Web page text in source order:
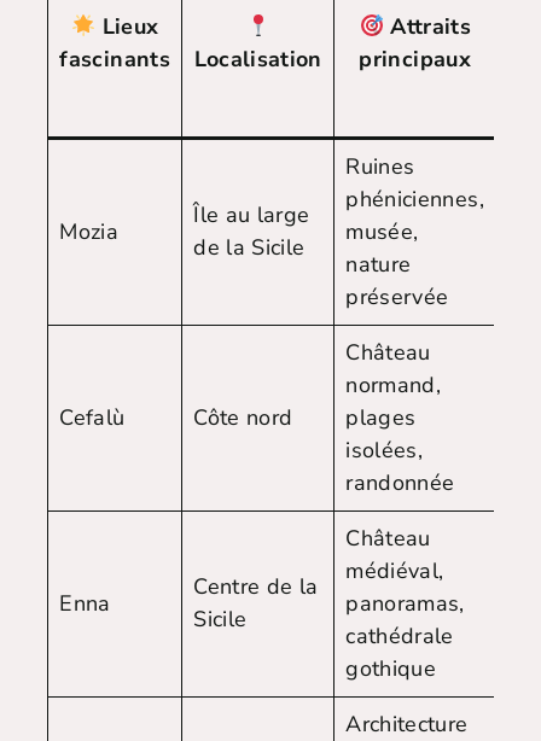
Lieux
fascinants
Localisation
Attraits
principaux
Mozia
Île au large
de la Sicile
Ruines
phéniciennes,
musée,
nature
préservée
Cefalù Côte nord
Château
normand,
plages
isolées,
randonnée
Enna
Centre de la
Sicile
Château
médiéval,
panoramas,
cathédrale
gothique
Architecture